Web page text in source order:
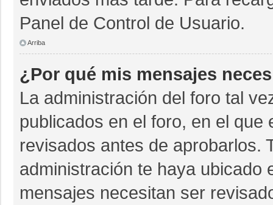
Panel de Control de Usuario.
Arriba
¿Por qué mis mensajes
La administración del foro tal
publicados en el foro, en el
revisados antes de aprobarlos.
administración te haya ubicado
mensajes necesitan ser